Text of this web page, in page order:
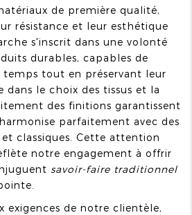
de première qualité,
résistance et leur esthétique
s'inscrit dans une volonté
durables, capables de
temps tout en préservant leur
dans le choix des tissus et la
des finitions garantissent
parfaitement avec des
classiques. Cette attention
notre engagement à offrir
savoir-faire traditionnel
exigences de notre clientèle,